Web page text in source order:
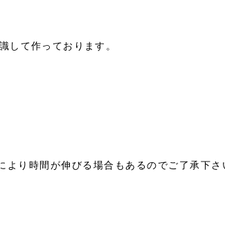
して作っております。
り時間が伸びる場合もあるのでご了承下さ